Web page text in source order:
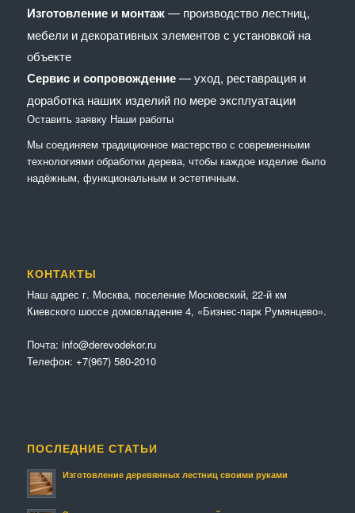
Изготовление и монтаж— производство лестниц,
мебели и декоративных элементов с установкой на
объекте
Сервис и сопровождение— уход, реставрация и
доработка наших изделий по мере эксплуатации
Оставить заявку Наши работы
Мы соединяем традиционное мастерство с современными
технологиями обработки дерева, чтобы каждое изделие было
надёжным, функциональным и эстетичным.
КОНТАКТЫ
Наш адрес г. Москва, поселение Московский, 22-й км
Киевского шоссе домовладение 4, «Бизнес-парк Румянцево».
Почта: info@derevodekor.ru
Телефон: +7(967) 580-2010
ПОСЛЕДНИЕ СТАТЬИ
Изготовление деревянных лестниц своими руками